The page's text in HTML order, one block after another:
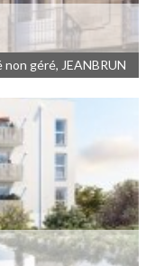
géré, JEANBRUN